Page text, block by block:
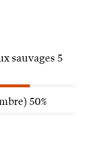
sauvages 5
50%